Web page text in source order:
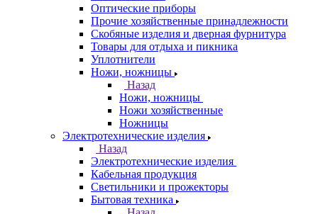
Оптические приборы
Прочие хозяйственные принадлежности
Скобяные изделия и дверная фурнитура
Товары для отдыха и пикника
Уплотнители
Ножи, ножницы
Назад
Ножи, ножницы
Ножи хозяйственные
Ножницы
Электротехнические изделия
Назад
Электротехнические изделия
Кабельная продукция
Светильники и прожекторы
Бытовая техника